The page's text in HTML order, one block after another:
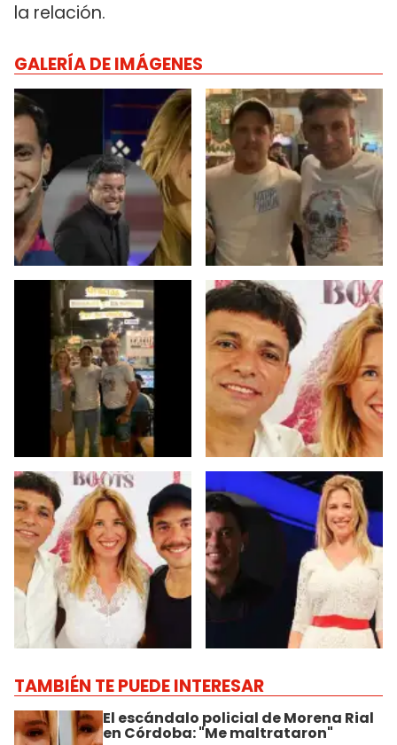
la relación.
GALERÍA DE IMÁGENES
TAMBIÉN TE PUEDE INTERESAR
El escándalo policial de Morena Rial
en Córdoba: "Me maltrataron"